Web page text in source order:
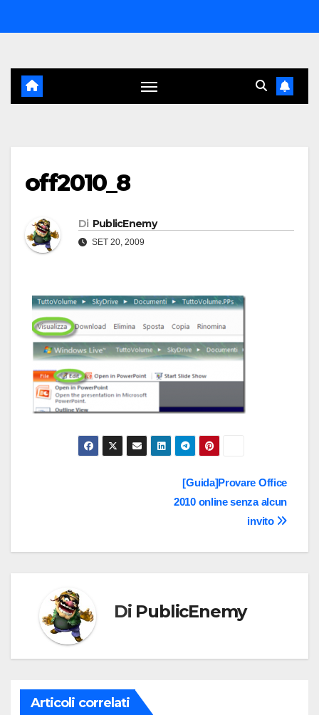
al
off2010_8
Di PublicEnemy
SET 20, 2009
[Guida]Provare Office
2010 online senza alcun
invito
Di PublicEnemy
Articoli correlati